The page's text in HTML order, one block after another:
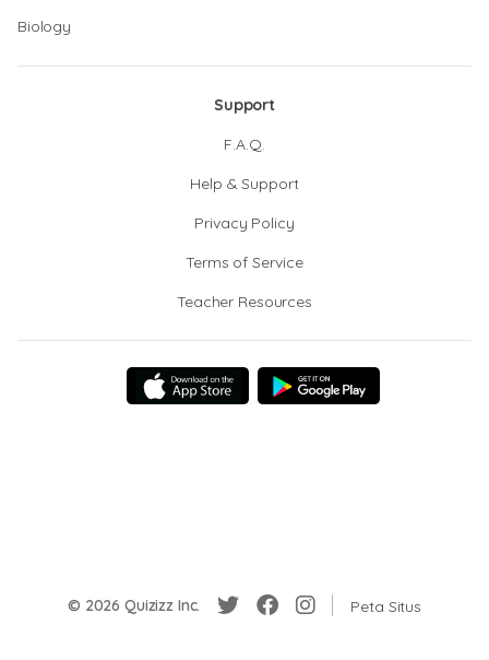
Biology
Support
F.A.Q.
Help & Support
Privacy Policy
Terms of Service
Teacher Resources
© 2026 Quizizz Inc. Peta Situs